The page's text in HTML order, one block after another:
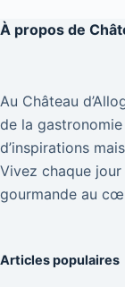
À propos de
Au Château
de la
d’inspirations
Vivez chaque
gourmande au
Articles populaires